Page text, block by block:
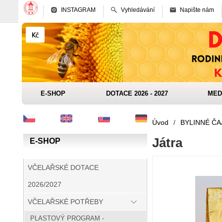
INSTAGRAM Vyhledávání Napište nám
E-SHOP DOTACE 2026 - 2027 MED
E-SHOP
VČELAŘSKÉ DOTACE
2026/2027
VČELAŘSKÉ POTŘEBY
PLASTOVÝ PROGRAM -
Úvod / BYLINNÉ
Játra